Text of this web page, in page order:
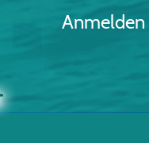
Anmelden